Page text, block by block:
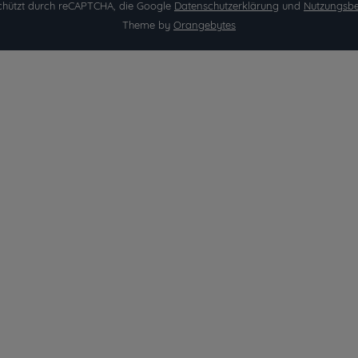
durch reCAPTCHA, die Google Datenschutzerklärung und
Theme by Orangebytes